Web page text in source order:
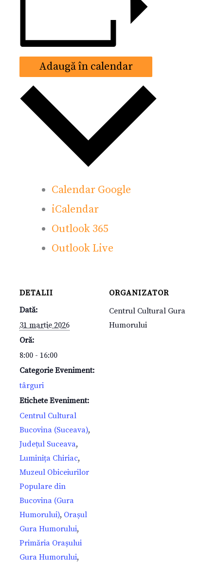
Adaugă în calendar
Calendar Google
iCalendar
Outlook 365
Outlook Live
DETALII
Dată:
31 martie 2026
Oră:
8:00 - 16:00
Categorie Eveniment:
târguri
Etichete Eveniment:
Centrul Cultural
Bucovina (Suceava),
Județul Suceava,
Luminița Chiriac,
Muzeul Obiceiurilor
Populare din
Bucovina (Gura
Humorului), Orașul
Gura Humorului,
Primăria Orașului
Gura Humorului,
ORGANIZATOR
Centrul Cultural Gura
Humorului